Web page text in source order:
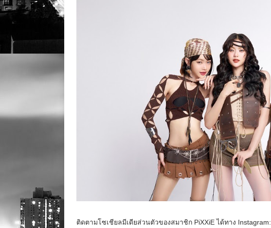
ติดตามโซเชียลมีเดียส่วนตัวของสมาชิก PiXXiE ได้ทาง Instagram: